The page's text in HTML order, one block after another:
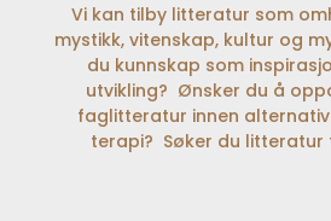
Vi kan tilby litteratur som
mystikk, vitenskap, kultur og
du kunnskap som
utvikling? Ønsker du å
faglitteratur innen
terapi? Søker du litteratur